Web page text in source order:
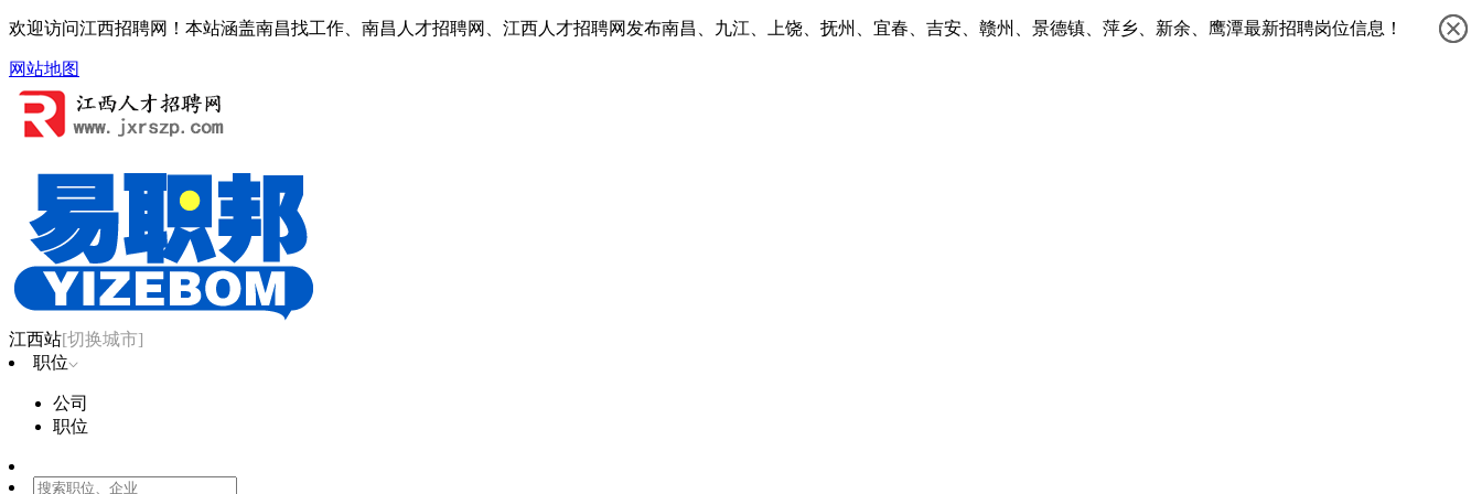
欢迎访问江西招聘网！本站涵盖南昌找工作、南昌人才招聘网、江西人才招聘网发布南昌、九江、上饶、抚州、宜春、吉安、赣州、景德镇、萍乡、新余、鹰潭最新招聘岗位信息！
网站地图
江西站[切换城市]
职位
公司
职位